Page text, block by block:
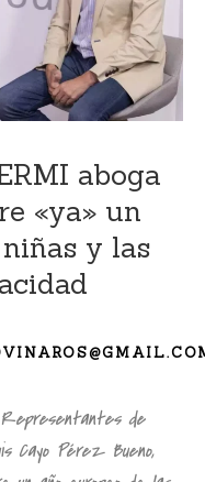
aboga
«ya» un
y las
de
Cayo Pérez Bueno,